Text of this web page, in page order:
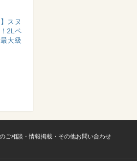
スヌ
2Lペ
大級
ご相談・情報掲載・その他お問い合わせ